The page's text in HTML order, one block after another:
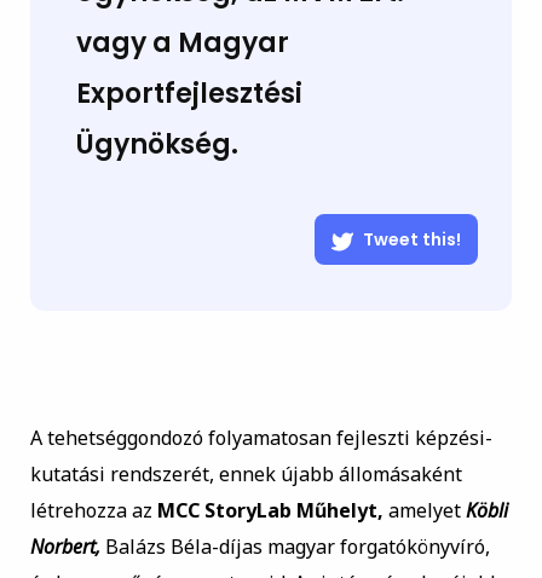
vagy a Magyar
Exportfejlesztési
Ügynökség.
Tweet this!
A tehetséggondozó folyamatosan fejleszti képzési-
kutatási rendszerét, ennek újabb állomásaként
létrehozza az MCC StoryLab Műhelyt, amelyetKöbli
Norbert, Balázs Béla-díjas magyar forgatókönyvíró,